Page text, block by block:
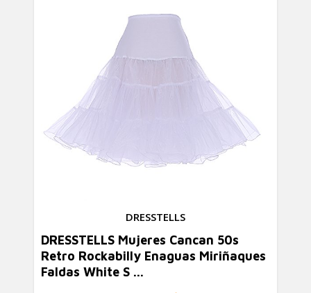
DRESSTELLS
DRESSTELLS Mujeres Cancan 50s
Retro Rockabilly Enaguas Miriñaques
Faldas White S ...